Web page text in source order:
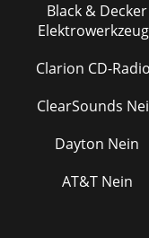
Black & Decker
Clarion CD-
ClearSounds
Dayton Nein
AT&T Nein